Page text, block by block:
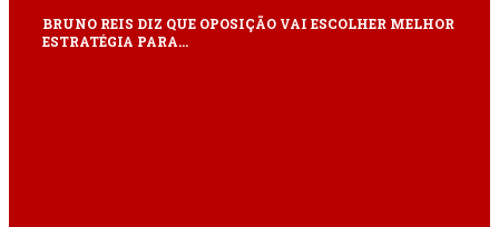
BRUNO REIS DIZ QUE OPOSIÇÃO VAI ESCOLHER MELHOR
ESTRATÉGIA PARA…